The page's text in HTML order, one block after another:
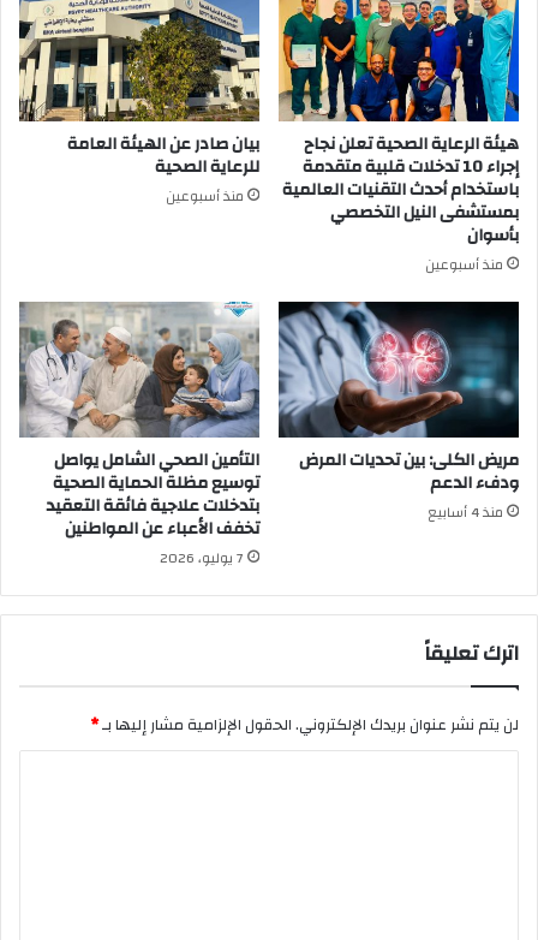
هيئة الرعاية الصحية تعلن نجاح
إجراء 10 تدخلات قلبية متقدمة
باستخدام أحدث التقنيات العالمية
بمستشفى النيل التخصصي
بأسوان
منذ أسبوعين
بيان صادر عن الهيئة العامة
للرعاية الصحية
منذ أسبوعين
مريض الكلى: بين تحديات المرض
ودفء الدعم
منذ 4 أسابيع
التأمين الصحي الشامل يواصل
توسيع مظلة الحماية الصحية
بتدخلات علاجية فائقة التعقيد
تخفف الأعباء عن المواطنين
7 يوليو، 2026
اترك تعليقاً
لن يتم نشر عنوان بريدك الإلكتروني.الحقول الإلزامية مشار إليها بـ*